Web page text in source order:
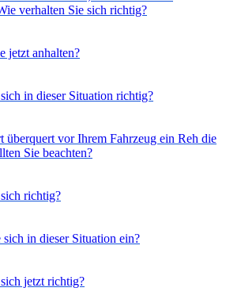
verhalten Sie sich richtig?
jetzt anhalten?
in dieser Situation richtig?
überquert vor Ihrem Fahrzeug ein Reh die
Sie beachten?
richtig?
in dieser Situation ein?
jetzt richtig?